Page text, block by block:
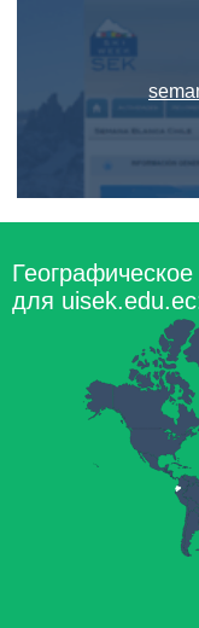
для